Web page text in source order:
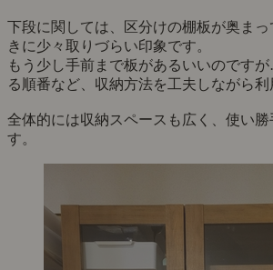
下段に関しては、区分けの棚板が奥ま
きに少々取りづらい印象です。
もう少し手前まで板があるいいのです
る順番など、収納方法を工夫しながら利
全体的には収納スペースも広く、使い
す。